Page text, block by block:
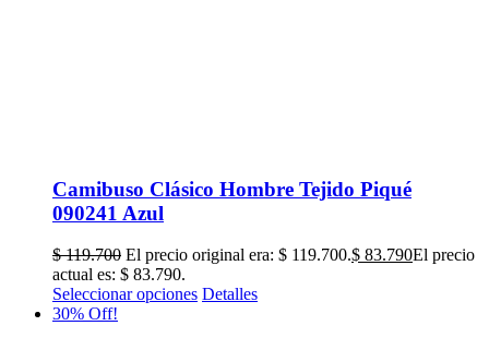
Camibuso Clásico Hombre Tejido Piqué
090241 Azul
$119.700 El precio original era: $ 119.700.$ 83.790El precio
actual es: $ 83.790.
Seleccionar opciones Detalles
30% Off!